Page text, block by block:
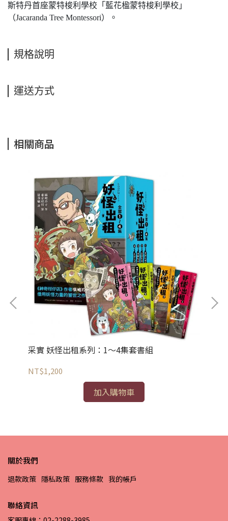
斯特丹首座蒙特梭利學校「藍花楹蒙特梭利學校」
（Jacaranda Tree Montessori）。
規格說明
運送方式
相關商品
采實 妖怪出租系列：1～4集套書組
NT$1,200
加入購物車
關於我們
退款政策 隱私政策 服務條款 我的帳戶
聯絡資訊